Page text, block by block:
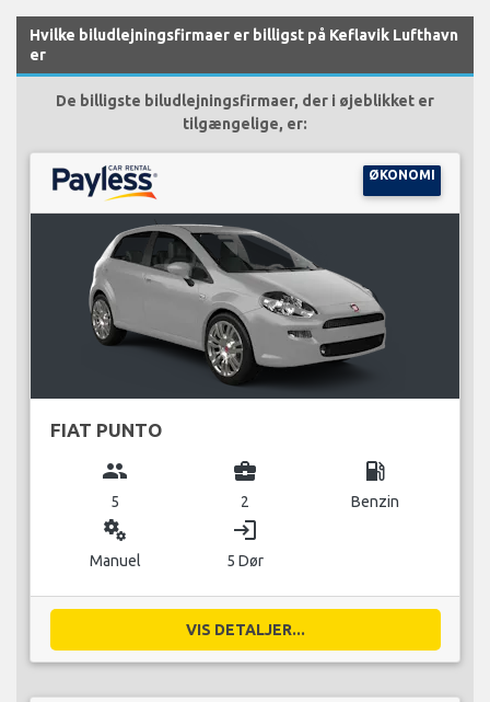
Hvilke biludlejningsfirmaer er billigst på Keflavik Lufthavn
er
De billigste biludlejningsfirmaer, der i øjeblikket er
tilgængelige, er:
ØKONOMI
FIAT PUNTO
group
5
business_center
2
local_gas_station
Benzin
miscellaneous_services
Manuel
login
5 Dør
VIS DETALJER...